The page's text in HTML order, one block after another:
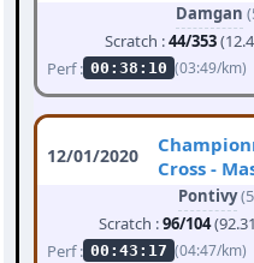
Damgan
Scratch :44/353
Perf : 00:38:10 (03:49/km)
12/01/2020
Cross -
Pontivy
Scratch :96/104
Perf : 00:43:17 (04:47/km)